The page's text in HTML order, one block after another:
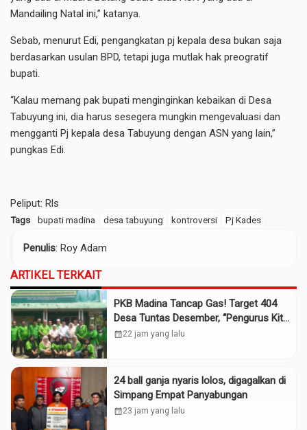
Mandailing Natal ini,” katanya.
Sebab, menurut Edi, pengangkatan pj kepala desa bukan saja
berdasarkan usulan BPD, tetapi juga mutlak hak preogratif
bupati.
“Kalau memang pak bupati menginginkan kebaikan di Desa
Tabuyung ini, dia harus sesegera mungkin mengevaluasi dan
mengganti Pj kepala desa Tabuyung dengan ASN yang lain,”
pungkas Edi.
Peliput: Rls
Tags bupati madina desa tabuyung kontroversi Pj Kades
Penulis: Roy Adam
ARTIKEL TERKAIT
PKB Madina Tancap Gas! Target 404
Desa Tuntas Desember, “Pengurus Kita
Adalah Tokoh”
calendar_month22 jam yang lalu
24 ball ganja nyaris lolos, digagalkan di
Simpang Empat Panyabungan
calendar_month23 jam yang lalu